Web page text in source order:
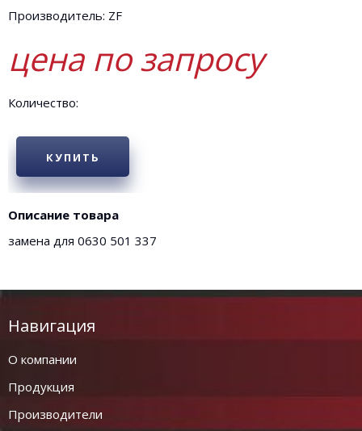
Производитель: ZF
цена по запросу
Количество:
КУПИТЬ
Описание товара
замена для 0630 501 337
Навигация
О компании
Продукция
Производители